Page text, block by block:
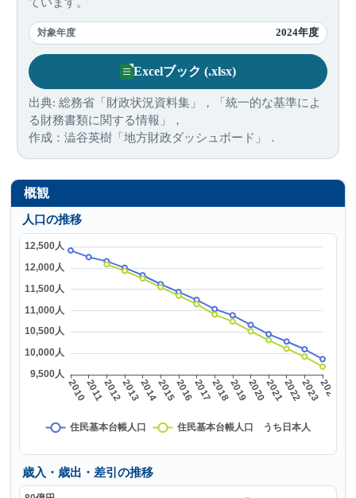
ています。
対象年度 2024年度
Excelブック (.xlsx)
出典: 総務省「財政状況資料集」，「統一的な基準によ
る財務書類に関する情報」，
作成：澁谷英樹「地方財政ダッシュボード」．
概観
人口の推移
歳入・歳出・差引の推移